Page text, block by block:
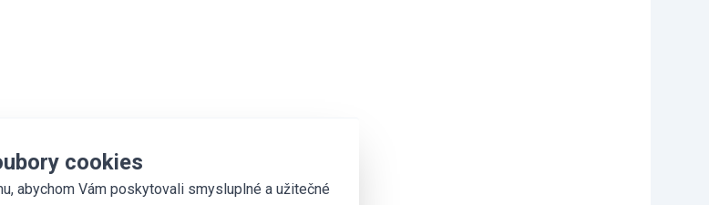
cookies
abychom Vám poskytovali smysluplné a užitečné